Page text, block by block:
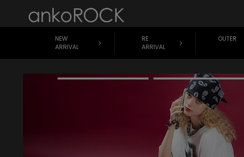
NEW
ARRIVAL
RE
ARRIVAL
OUTER